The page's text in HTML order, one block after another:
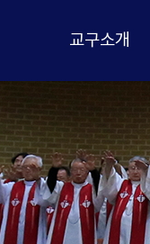
교구소개